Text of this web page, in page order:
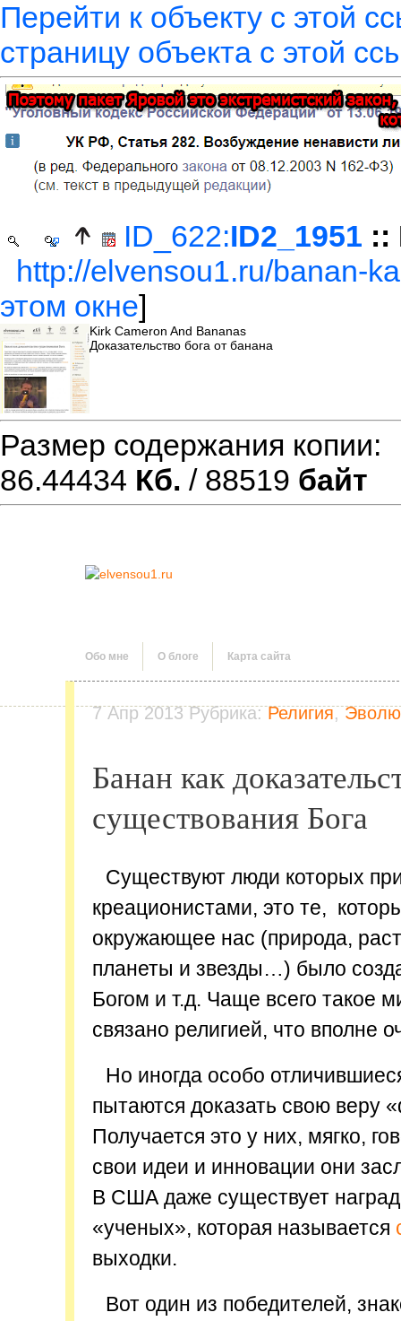
Перейти к объекту с этой
страницу объекта с этой
ID_622:ID2_1951 ::
http://elvensou1.ru/banan-
этом окне]
Kirk Cameron And Bananas
Доказательство бога от банана
Размер содержания
86.44434 Кб. / 88519 байт
Обо мне О блоге Карта сайта
7 Апр 2013 Рубрика: Религия,
Банан как
существования Бога
Существуют люди которых
креационистами, это те,
окружающее нас (природа,
планеты и звезды…) было
Богом и т.д. Чаще всего такое
связано религией, что вполне
Но иногда особо
пытаются доказать свою веру
Получается это у них, мягко,
свои идеи и инновации они
В США даже существует
«ученых», которая называется
выходки.
Вот один из победителей,